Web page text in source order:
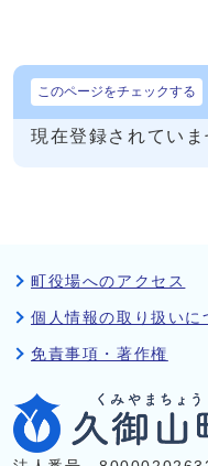
このページをチェックする
現在登録されていま
町役場へのアクセス
個人情報の取り扱いに
免責事項・著作権